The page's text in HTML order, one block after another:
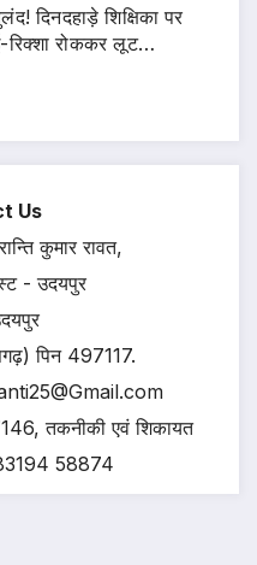
दिनदहाड़े शिक्षिका पर
रिक्शा रोककर लूट…
Us
कुमार रावत,
- उदयपुर
पिन 497117.
तकनीकी एवं शिकायत
58874